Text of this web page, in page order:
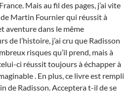
Mais au fil des pages, j’ai vite
Martin Fournier qui réussit à
aventure dans le même
de l’histoire, j’ai cru que Radisson
risques qu’il prend, mais à
ci réussit toujours à échapper à
. En plus, ce livre est rempli
de Radisson. Acceptera t-il de se